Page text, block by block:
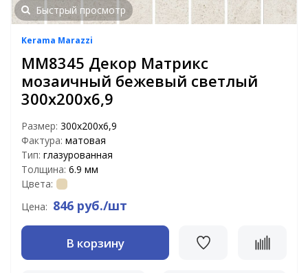
Быстрый просмотр
Kerama Marazzi
MM8345 Декор Матрикс
мозаичный бежевый светлый
300х200х6,9
Размер: 300х200х6,9
Фактура: матовая
Тип: глазурованная
Толщина: 6.9 мм
Цвета:
Цена: 846 руб./шт
В корзину